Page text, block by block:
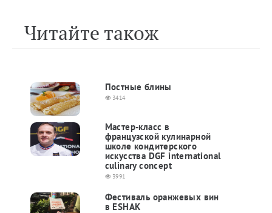
Читайте також
Постные блины
3414
Мастер-класс в
французской кулинарной
школе кондитерского
искусства DGF international
culinary concept
3991
Фестиваль оранжевых вин
в ESHAK